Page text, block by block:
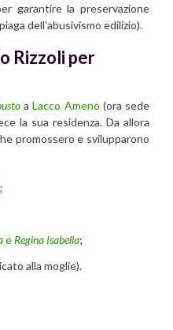
garantire la preservazione
dell’abusivismo edilizio).
Rizzoli per
aLacco Ameno (ora sede
la sua residenza. Da allora
promossero e svilupparono
eRegina Isabella;
alla moglie).